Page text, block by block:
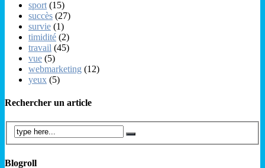
sport (15)
succès (27)
survie (1)
timidité (2)
travail (45)
vue (5)
webmarketing (12)
yeux (5)
Rechercher un article
Blogroll